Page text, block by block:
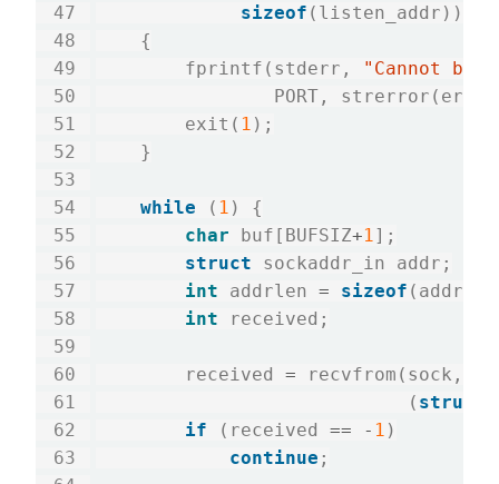
sizeof (listen_addr))
    {
        fprintf(stderr,
"Cannot
PORT,
        exit(
1 );
    }
while ( 1 ) {
char buf[BUFSIZ+1 ];
struct sockaddr_in addr;
int addrlen = sizeof (addr);
int received;
        received
= recvfrom(sock,
                            (
struct
if (received == - 1 )
continue ;